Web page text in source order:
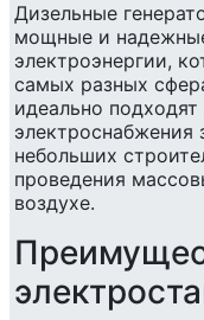
Дизельные
мощные и
электроэнергии,
самых разных
идеально
небольших
проведения
воздухе.